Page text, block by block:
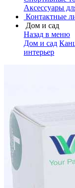
Аксессуары
Контактные
Дом и сад
Назад в меню
Дом и сад
интерьер